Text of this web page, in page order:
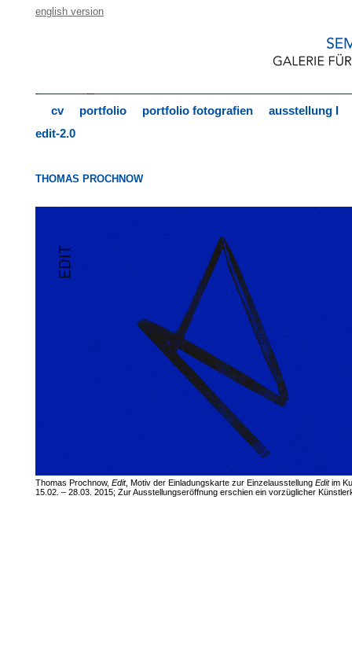
english version
cv portfolio portfolio fotografien
ausstellung I
edit-2.0
THOMAS PROCHNOW
Thomas Prochnow, Edit, Motiv der Einladungskarte zur Einzelausstellung Editim
15.02. – 28.03. 2015; Zur Ausstellungseröffnung erschien ein vorzüglicher